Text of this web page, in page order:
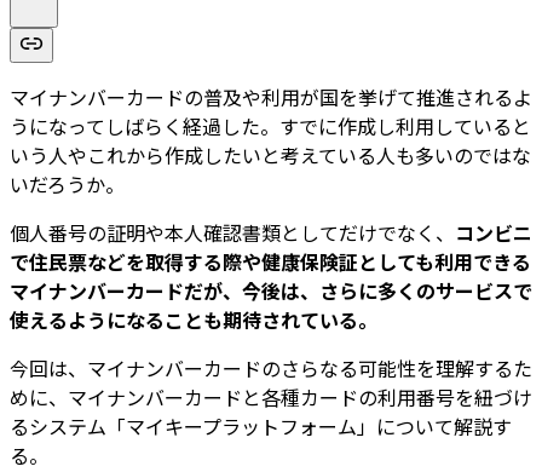
マイナンバーカードの普及や利用が国を挙げて推進されるよ
うになってしばらく経過した。すでに作成し利用していると
いう人やこれから作成したいと考えている人も多いのではな
いだろうか。
個人番号の証明や本人確認書類としてだけでなく、 コンビニ
で住民票などを取得する際や健康保険証としても利用できる
マイナンバーカードだが、今後は、さらに多くのサービスで
使えるようになることも期待されている。
今回は、マイナンバーカードのさらなる可能性を理解するた
めに、マイナンバーカードと各種カードの利用番号を紐づけ
るシステム「マイキープラットフォーム」について解説す
る。